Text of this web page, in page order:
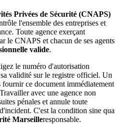
Privées de Sécurité (CNAPS)
l'ensemble des entreprises et
Toute agence exerçant
le CNAPS et chacun de ses agents
valide.
le numéro d'autorisation
validité sur le registre officiel. Un
fournir ce document immédiatement
avec une agence non
pénales et annule toute
C'est la condition sine qua
Marseilleresponsable.